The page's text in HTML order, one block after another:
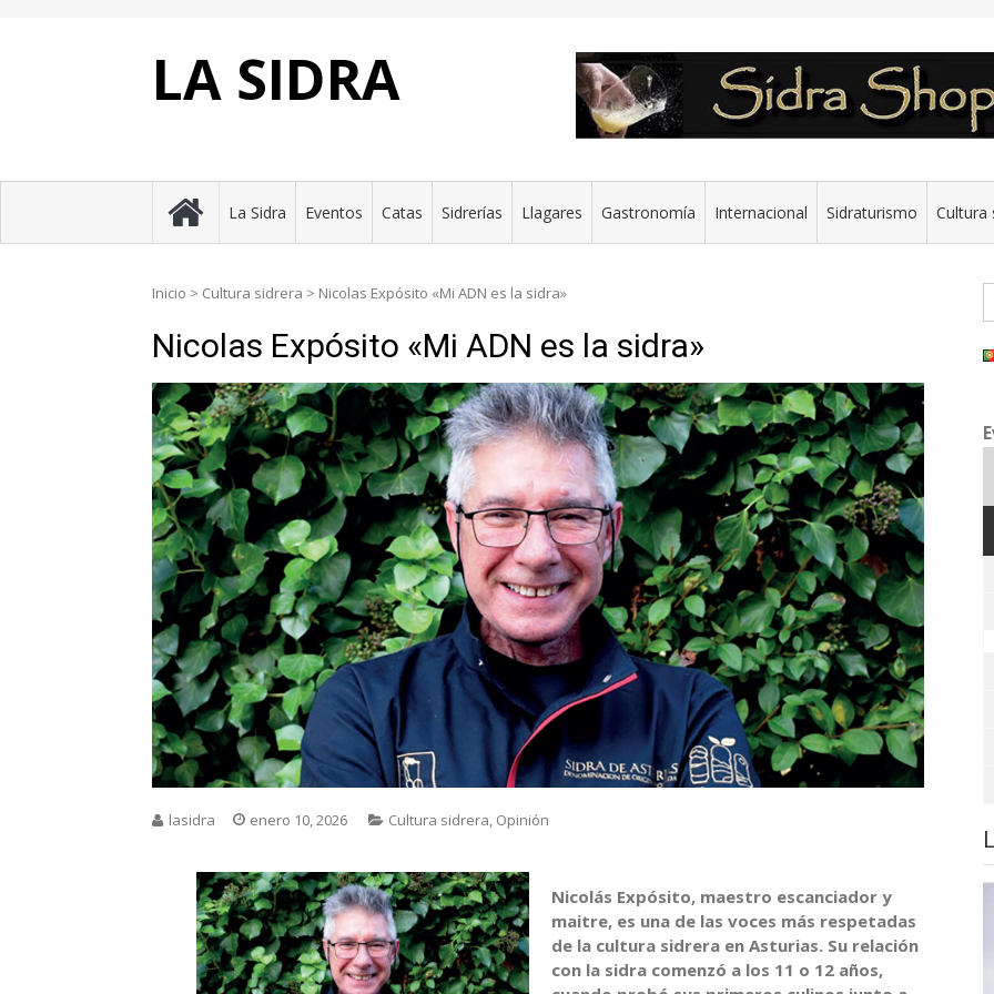
LA SIDRA
La Sidra Eventos Catas Sidrerías Llagares Gastronomía Internacional Sidraturismo Cultura
Inicio > Cultura sidrera > Nicolas Expósito «Mi ADN es la sidra»
Nicolas Expósito «Mi ADN es la sidra»
lasidra enero 10, 2026 Cultura sidrera, Opinión
Nicolás Expósito, maestro escanciador y
maitre, es una de las voces más respetadas
de la cultura sidrera en Asturias. Su relación
con la sidra comenzó a los 11 o 12 años,